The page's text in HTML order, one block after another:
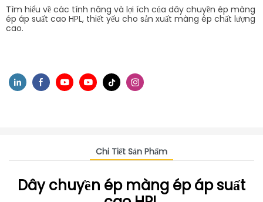
Tìm hiểu về các tính năng và lợi ích của dây chuyền ép màng
ép áp suất cao HPL, thiết yếu cho sản xuất màng ép chất lượng
cao.
Chi Tiết Sản Phẩm
Dây chuyền ép màng ép áp suất